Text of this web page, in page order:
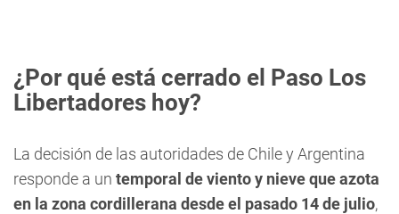
¿Por qué está cerrado el Paso Los
Libertadores hoy?
La decisión de las autoridades de Chile y Argentina
responde a un temporal de viento y nieve que azota
en la zona cordillerana desde el pasado 14 de julio,